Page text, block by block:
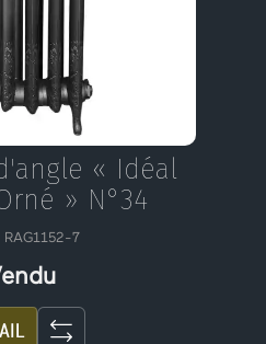
« Idéal
» N°34
RAG1152-7